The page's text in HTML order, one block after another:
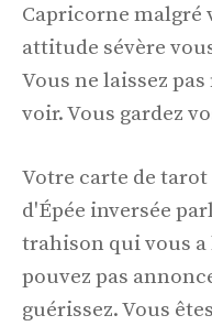
Capricorne malgré
attitude sévère
Vous ne laissez
voir. Vous gardez
Votre carte de
d'Épée inversée
trahison qui vous a
pouvez pas
guérissez. Vous